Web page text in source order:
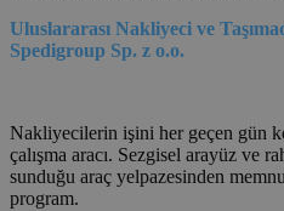
Uluslararası Nakliyeci ve
Spedigroup Sp. z o.o.
Nakliyecilerin işini her geçen gün
çalışma aracı. Sezgisel arayüz ve
sunduğu araç yelpazesinden
program.